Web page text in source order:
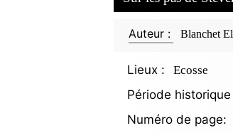
Auteur : Blanchet
Lieux : Ecosse
Période historique
Numéro de page: